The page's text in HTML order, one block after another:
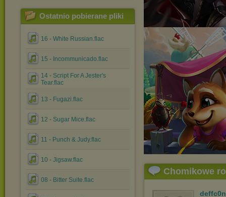
Ostatnio pobierane pliki
16 - White Russian.flac
15 - Incommunicado.flac
14 - Script For A Jester's
Tear.flac
13 - Fugazi.flac
12 - Sugar Mice.flac
11 - Punch & Judy.flac
10 - Jigsaw.flac
08 - Bitter Suite.flac
Chomikowe
deffc0n